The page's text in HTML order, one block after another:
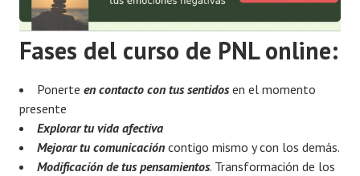
Fases del curso de PNL online:
Ponerte en contacto con tus sentidosen el momento
presente
Explorar tu vida afectiva
Mejorar tu comunicación contigo mismo y con los demás.
Modificación de tus pensamientos. Transformación de los